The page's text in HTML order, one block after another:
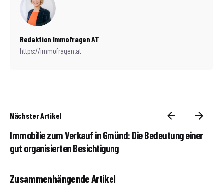
Redaktion Immofragen AT
https://immofragen.at
Nächster Artikel
Immobilie zum Verkauf in Gmünd: Die Bedeutung einer
gut organisierten Besichtigung
Zusammenhängende Artikel